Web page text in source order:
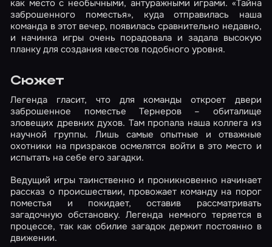
как место с необычными, антуражными играми. «Тайна
заброшенного поместья», куда отправилась наша
команда в этот вечер, появилась сравнительно недавно,
и начинка игры очень порадовала и задала высокую
планку для создания квестов подобного уровня.
Сюжет
Легенда гласит, что для команды откроет двери
заброшенное поместье Тернеров – обиталище
зловещих древних духов. Там пропала наша коллега из
научной группы. Лишь самые опытные и отважные
охотники на призраков осмелятся войти в это место и
испытать на себе его загадки.
Ведущий игры таинственно и проникновенно начинает
рассказ о происшествии, провожает команду на порог
поместья и покидает, оставив рассматривать
загадочную обстановку. Легенда немного теряется в
процессе, так как обилие загадок держит постоянно в
движении.